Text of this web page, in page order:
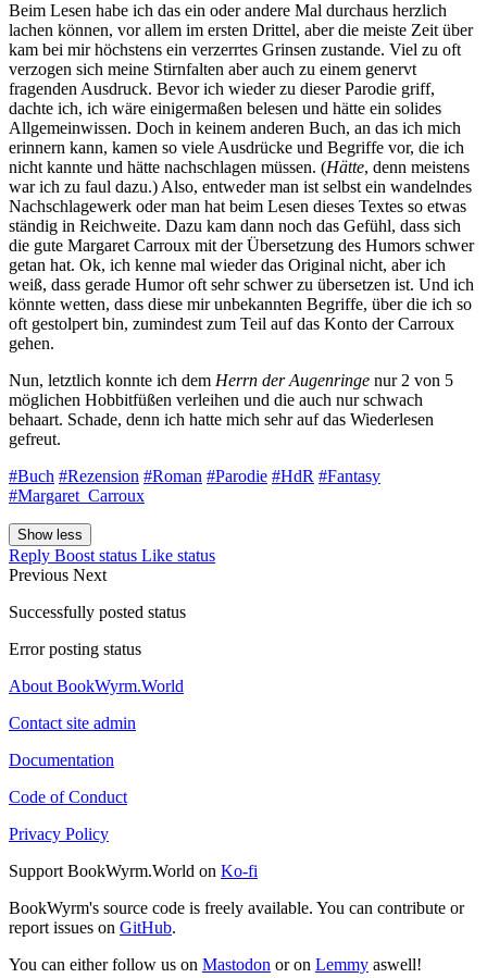
Beim Lesen habe ich das ein oder andere Mal durchaus herzlich
lachen können, vor allem im ersten Drittel, aber die meiste Zeit über
kam bei mir höchstens ein verzerrtes Grinsen zustande. Viel zu oft
verzogen sich meine Stirnfalten aber auch zu einem genervt
fragenden Ausdruck. Bevor ich wieder zu dieser Parodie griff,
dachte ich, ich wäre einigermaßen belesen und hätte ein solides
Allgemeinwissen. Doch in keinem anderen Buch, an das ich mich
erinnern kann, kamen so viele Ausdrücke und Begriffe vor, die ich
nicht kannte und hätte nachschlagen müssen. (Hätte, denn meistens
war ich zu faul dazu.) Also, entweder man ist selbst ein wandelndes
Nachschlagewerk oder man hat beim Lesen dieses Textes so etwas
ständig in Reichweite. Dazu kam dann noch das Gefühl, dass sich
die gute Margaret Carroux mit der Übersetzung des Humors schwer
getan hat. Ok, ich kenne mal wieder das Original nicht, aber ich
weiß, dass gerade Humor oft sehr schwer zu übersetzen ist. Und ich
könnte wetten, dass diese mir unbekannten Begriffe, über die ich so
oft gestolpert bin, zumindest zum Teil auf das Konto der Carroux
gehen.
Nun, letztlich konnte ich dem Herrn der Augenringe nur 2 von 5
möglichen Hobbitfüßen verleihen und die auch nur schwach
behaart. Schade, denn ich hatte mich sehr auf das Wiederlesen
gefreut.
#Buch #Rezension #Roman #Parodie #HdR #Fantasy
#Margaret_Carroux
Show less
Reply Boost status Like status
Previous Next
Successfully posted status
Error posting status
About BookWyrm.World
Contact site admin
Documentation
Code of Conduct
Privacy Policy
Support BookWyrm.World on Ko-fi
BookWyrm's source code is freely available. You can contribute or
report issues on GitHub.
You can either follow us on Mastodon or on Lemmy aswell!